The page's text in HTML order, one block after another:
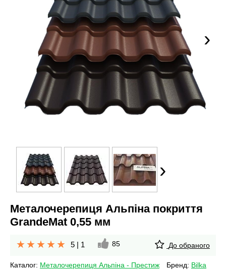
›
›
Металочерепиця Альпіна покриття
GrandeMat 0,55 мм
5 | 1 85 До обраного
Каталог: Металочерепиця Альпіна - Престиж Бренд: Bilka